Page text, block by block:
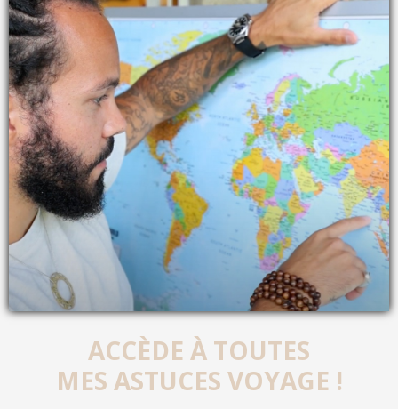
ACCÈDE À TOUTES
MES ASTUCES VOYAGE !